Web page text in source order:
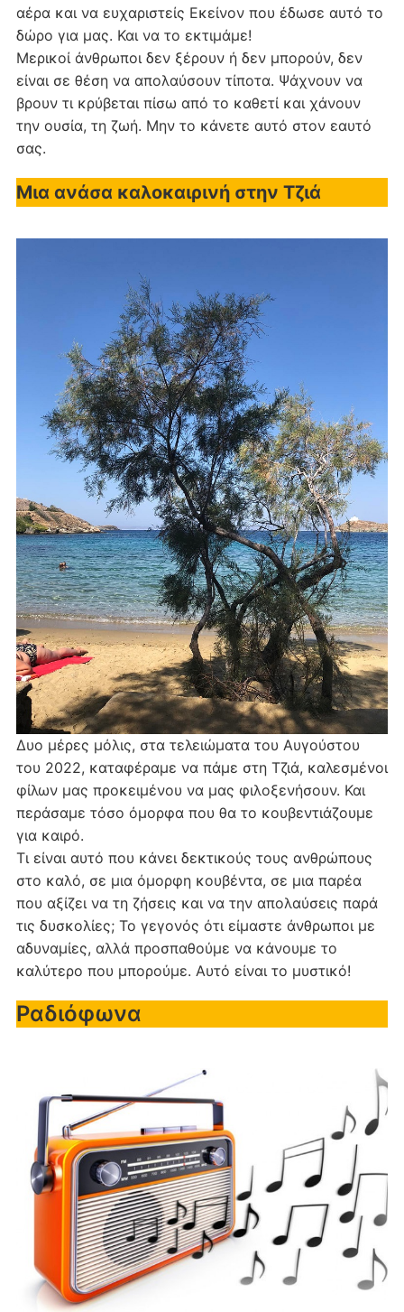
αέρα και να ευχαριστείς Εκείνον που έδωσε αυτό το
δώρο για μας. Και να το εκτιμάμε!
Μερικοί άνθρωποι δεν ξέρουν ή δεν μπορούν, δεν
είναι σε θέση να απολαύσουν τίποτα. Ψάχνουν να
βρουν τι κρύβεται πίσω από το καθετί και χάνουν
την ουσία, τη ζωή. Μην το κάνετε αυτό στον εαυτό
σας.
Μια ανάσα καλοκαιρινή στην Τζιά
Δυο μέρες μόλις, στα τελειώματα του Αυγούστου
του 2022, καταφέραμε να πάμε στη Τζιά, καλεσμένοι
φίλων μας προκειμένου να μας φιλοξενήσουν. Και
περάσαμε τόσο όμορφα που θα το κουβεντιάζουμε
για καιρό.
Τι είναι αυτό που κάνει δεκτικούς τους ανθρώπους
στο καλό, σε μια όμορφη κουβέντα, σε μια παρέα
που αξίζει να τη ζήσεις και να την απολαύσεις παρά
τις δυσκολίες; Το γεγονός ότι είμαστε άνθρωποι με
αδυναμίες, αλλά προσπαθούμε να κάνουμε το
καλύτερο που μπορούμε. Αυτό είναι το μυστικό!
Ραδιόφωνα